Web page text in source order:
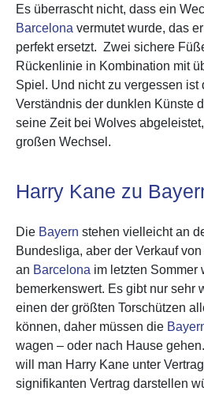
Es überrascht nicht, dass ein
Barcelona vermutet wurde, das
perfekt ersetzt. Zwei sichere
Rückenlinie in Kombination mit
Spiel. Und nicht zu vergessen ist
Verständnis der dunklen Künste
seine Zeit bei Wolves
großen Wechsel.
Harry Kane zu
Die Bayern stehen vielleicht an
Bundesliga, aber der Verkauf
an Barcelona im letzten Sommer
bemerkenswert. Es gibt nur sehr
einen der größten Torschützen
können, daher müssen die
wagen – oder nach Hause
will man Harry Kane unter
signifikanten Vertrag darstellen